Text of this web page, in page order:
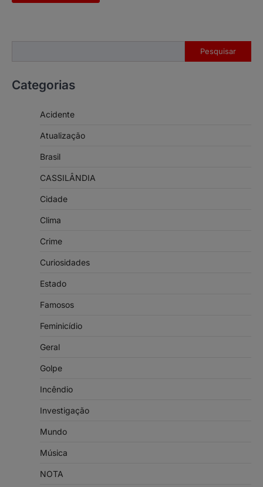
Pesquisar
Categorias
Acidente
Atualização
Brasil
CASSILÂNDIA
Cidade
Clima
Crime
Curiosidades
Estado
Famosos
Feminicídio
Geral
Golpe
Incêndio
Investigação
Mundo
Música
NOTA